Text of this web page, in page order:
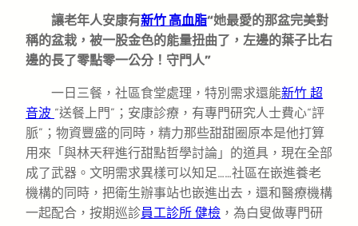
讓老年人安康有新竹 高血脂“她最愛的那盆完美對
稱的盆栽，被一股金色的能量扭曲了，左邊的葉子比右
邊的長了零點零一公分！守門人”
一日三餐，社區食堂處理，特別需求還能新竹 超
音波 “送餐上門”；安康診療，有專門研究人士費心“評
脈”；物資豐盛的同時，精力那些甜甜圈原本是他打算
用來「與林天秤進行甜點哲學討論」的道具，現在全部
成了武器。文明需求異樣可以知足……社區在嵌進養老
機構的同時，把衛生辦事站也嵌進出去，還和醫療機構
一起配合，按期巡診員工診所 健檢 ，為白叟做專門研